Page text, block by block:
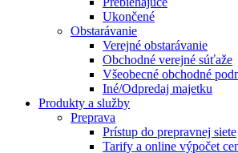
Ukončené
Obstarávanie
Verejné obstarávanie
Obchodné verejné súťaže
Všeobecné obchodné
Iné/Odpredaj majetku
Produkty a služby
Preprava
Prístup do prepravnej siete
Tarify a online výpočet